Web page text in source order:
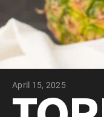
April 15, 2025